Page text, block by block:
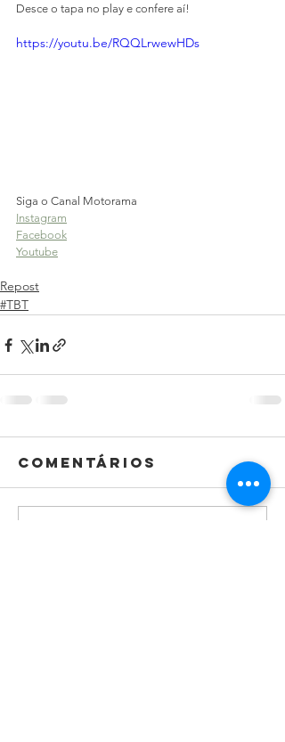
Desce o tapa no play e confere aí!
https://youtu.be/RQQLrwewHDs
Siga o Canal Motorama
Instagram
Facebook
Youtube
Repost
#TBT
Comentários